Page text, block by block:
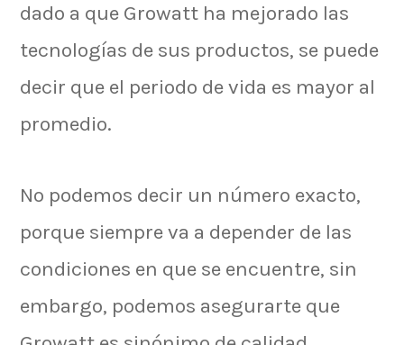
dado a que Growatt ha mejorado las
tecnologías de sus productos, se puede
decir que el periodo de vida es mayor al
promedio.
No podemos decir un número exacto,
porque siempre va a depender de las
condiciones en que se encuentre, sin
embargo, podemos asegurarte que